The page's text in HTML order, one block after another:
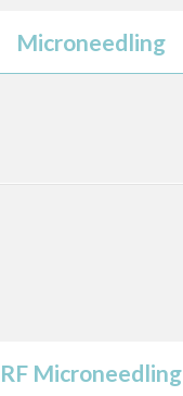
Microneedling
RF Microneedling